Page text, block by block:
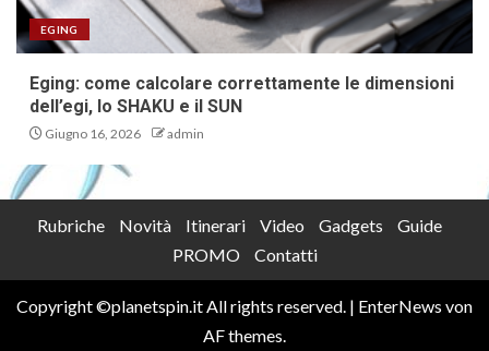
EGING
Eging: come calcolare correttamente le dimensioni
dell’egi, lo SHAKU e il SUN
Giugno 16, 2026 admin
Rubriche Novità Itinerari Video Gadgets
Guide
PROMO
Contatti
Copyright ©planetspin.it All rights reserved. | EnterNews von
AF themes.